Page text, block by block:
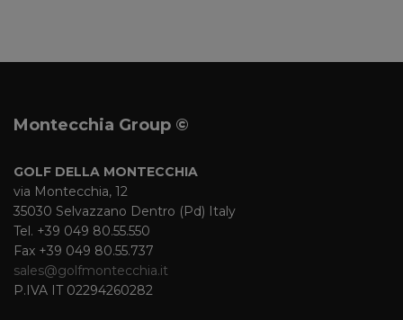
Montecchia Group ©
GOLF DELLA MONTECCHIA
via Montecchia, 12
35030 Selvazzano Dentro (Pd) Italy
Tel. +39 049 80.55.550
Fax +39 049 80.55.737
sales@golfmontecchia.it
P.IVA IT 02294260282